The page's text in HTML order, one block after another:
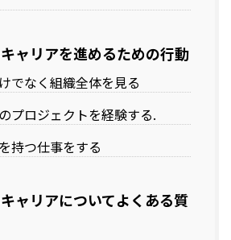
ャリアを進めるための行動
でなく組織全体を見る
プロジェクトを経験する.
持つ仕事をする
ャリアについてよくある質